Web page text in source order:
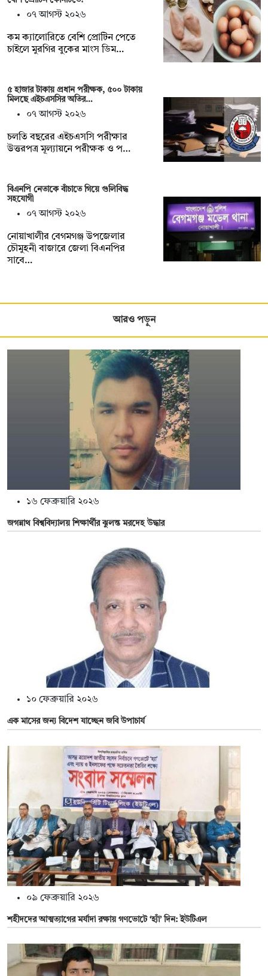
০৭ আগস্ট ২০২৬
কম ক্যালোরিতে বেশি প্রোটিন পেতে
চাইলে মুরগির বুকের মাংস ডিম…
৫ হাজার টাকায় প্রধান পরীক্ষক, ৫০০ টাকায়
মিলছে এইচএসসির অতির…
০৭ আগস্ট ২০২৬
চলতি বছরের এইচএসসি পরীক্ষার
উত্তরপত্র মূল্যায়নে পরীক্ষক ও প…
বিএনপি নেতাকে বাঁচাতে গিয়ে গুলিবিদ্ধ
সহযোগী
০৭ আগস্ট ২০২৬
নোয়াখালীর বেগমগঞ্জ উপজেলার
চৌমুহনী বাজারে জেলা বিএনপির
সাবে…
আরও পড়ুন
১৬ ফেব্রুয়ারি ২০২৬
জগন্নাথ বিশ্ববিদ্যালয় শিক্ষার্থীর ঝুলন্ত মরদেহ উদ্ধার
১০ ফেব্রুয়ারি ২০২৬
এক মাসের জন্য বিদেশ যাচ্ছেন জবি উপাচার্য
০৯ ফেব্রুয়ারি ২০২৬
শহীদদের আত্মত্যাগের মর্যাদা রক্ষায় গণভোটে ‘হ্যাঁ’ দিন: ইউটিএল